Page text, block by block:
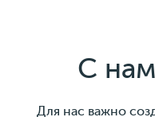
С
Для нас важно